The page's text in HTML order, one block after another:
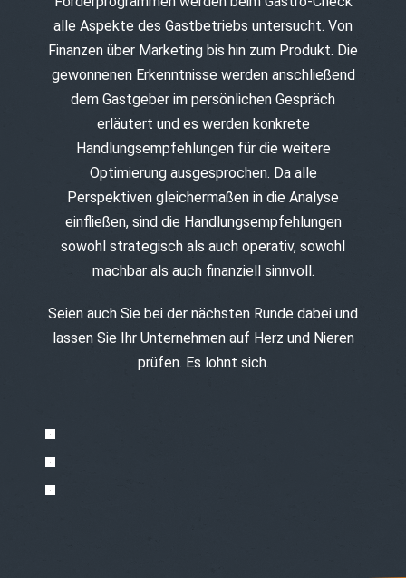
alle Aspekte des Gastbetriebs untersucht. Von
Finanzen über Marketing bis hin zum Produkt. Die
gewonnenen Erkenntnisse werden anschließend
dem Gastgeber im persönlichen Gespräch
erläutert und es werden konkrete
Handlungsempfehlungen für die weitere
Optimierung ausgesprochen. Da alle
Perspektiven gleichermaßen in die Analyse
einfließen, sind die Handlungsempfehlungen
sowohl strategisch als auch operativ, sowohl
machbar als auch finanziell sinnvoll.
Seien auch Sie bei der nächsten Runde dabei und
lassen Sie Ihr Unternehmen auf Herz und Nieren
prüfen. Es lohnt sich.